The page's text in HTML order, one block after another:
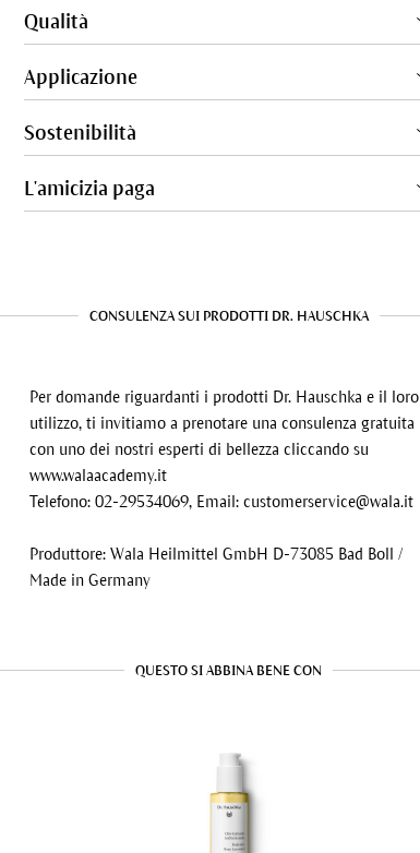
Qualità
Applicazione
Sostenibilità
L'amicizia paga
CONSULENZA SUI PRODOTTI DR. HAUSCHKA
Per domande riguardanti i prodotti Dr. Hauschka e il loro
utilizzo, ti invitiamo a prenotare una consulenza gratuita
con uno dei nostri esperti di bellezza cliccando su
www.walaacademy.it
Telefono: 02-29534069, Email: customerservice@wala.it
Produttore: Wala Heilmittel GmbH D-73085 Bad Boll /
Made in Germany
QUESTO SI ABBINA BENE CON